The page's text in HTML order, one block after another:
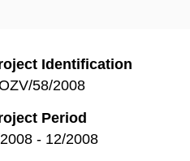
Identification
58/2008
Period
- 12/2008